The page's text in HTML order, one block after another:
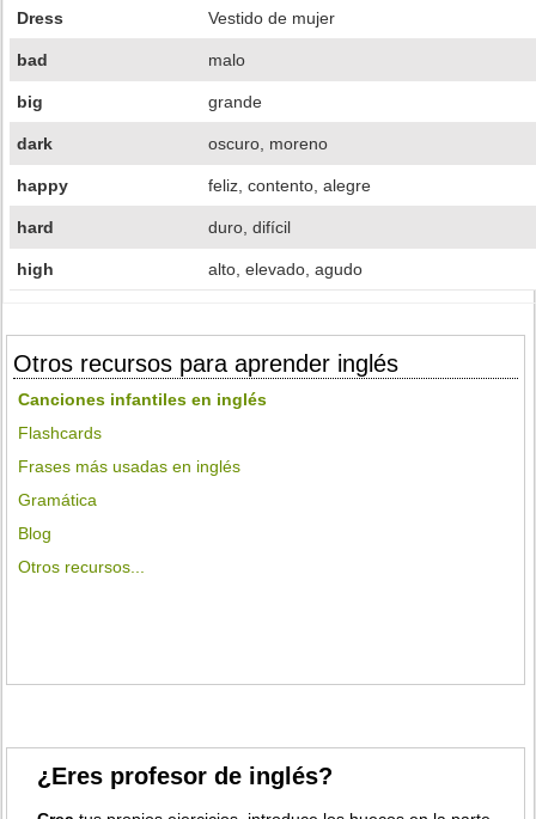
Dress Vestido de mujer
bad malo
big grande
dark oscuro, moreno
happy feliz, contento, alegre
hard duro, difícil
high alto, elevado, agudo
Otros recursos para aprender inglés
Canciones infantiles en inglés
Flashcards
Frases más usadas en inglés
Gramática
Blog
Otros recursos...
¿Eres profesor de inglés?